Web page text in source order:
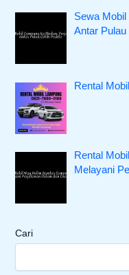
Sewa
Antar
Rental
Rental
Melayani
Cari